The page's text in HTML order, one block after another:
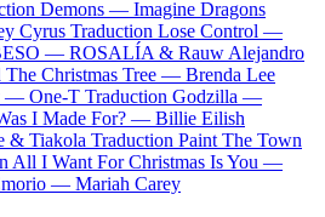
Demons — Imagine Dragons
Cyrus Traduction Lose Control —
— ROSALÍA & Rauw Alejandro
Christmas Tree — Brenda Lee
— One-T Traduction Godzilla —
I Made For? — Billie Eilish
& Tiakola Traduction Paint The Town
All I Want For Christmas Is You —
— Mariah Carey